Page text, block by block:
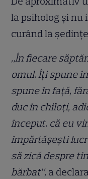
la psiholog și nu
curând la
„În fiecare
omul. Îți spune
spune în față,
duc în chiloți,
început, că eu
împărtășești
să zică despre
bărbat”, a